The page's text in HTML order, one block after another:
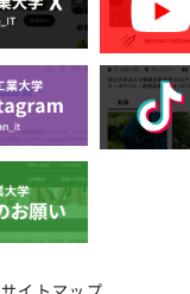
サイトマップ